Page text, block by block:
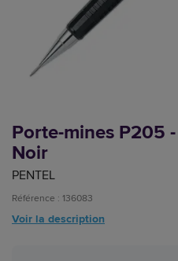
Porte-mines P205
Noir
PENTEL
Référence : 136083
Voir la description